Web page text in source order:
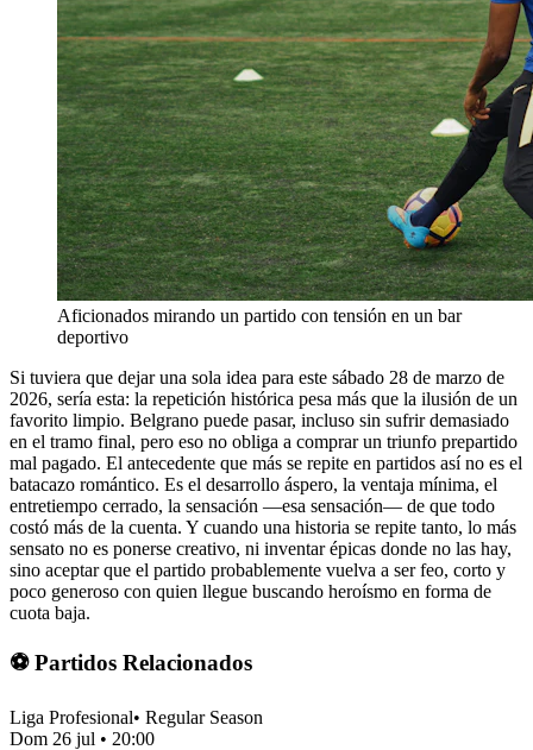
Aficionados mirando un partido con tensión en un bar
deportivo
Si tuviera que dejar una sola idea para este sábado 28 de marzo de
2026, sería esta: la repetición histórica pesa más que la ilusión de un
favorito limpio. Belgrano puede pasar, incluso sin sufrir demasiado
en el tramo final, pero eso no obliga a comprar un triunfo prepartido
mal pagado. El antecedente que más se repite en partidos así no es el
batacazo romántico. Es el desarrollo áspero, la ventaja mínima, el
entretiempo cerrado, la sensación —esa sensación— de que todo
costó más de la cuenta. Y cuando una historia se repite tanto, lo más
sensato no es ponerse creativo, ni inventar épicas donde no las hay,
sino aceptar que el partido probablemente vuelva a ser feo, corto y
poco generoso con quien llegue buscando heroísmo en forma de
cuota baja.
⚽ Partidos Relacionados
Liga Profesional• Regular Season
Dom 26 jul • 20:00